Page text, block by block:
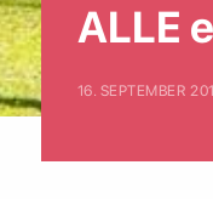
ALLE
16. SEPTEMBER